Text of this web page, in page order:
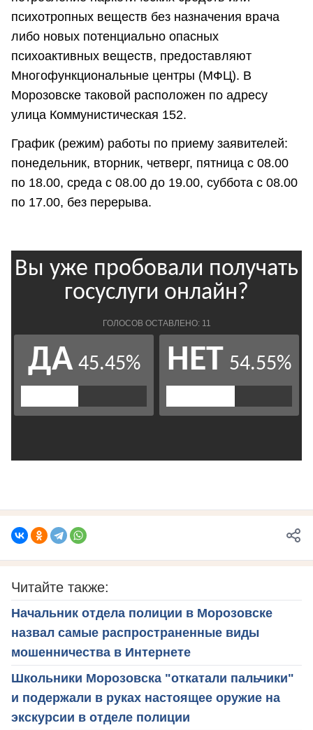
психотропных веществ без назначения врача
либо новых потенциально опасных
психоактивных веществ, предоставляют
Многофункциональные центры (МФЦ). В
Морозовске таковой расположен по адресу
улица Коммунистическая 152.
График (режим) работы по приему заявителей:
понедельник, вторник, четверг, пятница с 08.00
по 18.00, среда с 08.00 до 19.00, суббота с 08.00
по 17.00, без перерыва.
Читайте также:
Начальник отдела полиции в Морозовске
назвал самые распространенные виды
мошенничества в Интернете
Школьники Морозовска "откатали пальчики"
и подержали в руках настоящее оружие на
экскурсии в отделе полиции